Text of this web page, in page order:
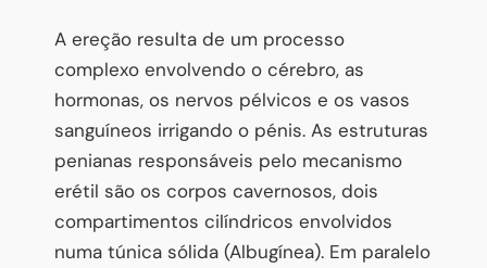
A ereção resulta de um processo
complexo envolvendo o cérebro, as
hormonas, os nervos pélvicos e os vasos
sanguíneos irrigando o pénis. As estruturas
penianas responsáveis pelo mecanismo
erétil são os corpos cavernosos, dois
compartimentos cilíndricos envolvidos
numa túnica sólida (Albugínea). Em paralelo